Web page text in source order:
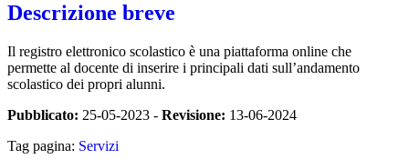
Descrizione breve
Il registro elettronico scolastico è una piattaforma online che
permette al docente di inserire i principali dati sull’andamento
scolastico dei propri alunni.
Pubblicato: 25-05-2023 - Revisione: 13-06-2024
Tag pagina: Servizi